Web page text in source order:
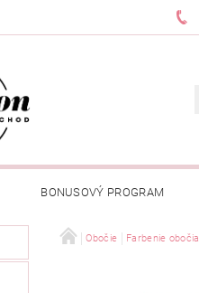
BONUSOVÝ PROGRAM
Obočie Farbenie obočia